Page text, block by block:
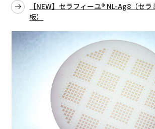
【NEW】セラフィーユ® NL-Ag8（セ
板）